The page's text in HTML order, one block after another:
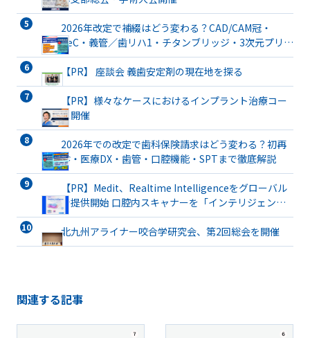
2026年改定で補綴はどう変わる？CAD/CAM冠・
TeC・義管／歯リハ1・チタンブリッジ・3次元プリン
ト有床義歯まで詳解
【PR】 座談会 義歯安定剤の現在地を探る
【PR】様々なケースにおけるインプラント治療コー
ス開催
2026年での改定で歯科保険請求はどう変わる？初再
診・医療DX・歯管・口腔機能・SPTまで徹底解説
【PR】Medit、Realtime Intelligenceをグローバル
で提供開始 口腔内スキャナーを「インテリジェント
な臨床パートナー」へと進化
北九州アライナー咬合学研究会、第2回総会を開催
関連する記事